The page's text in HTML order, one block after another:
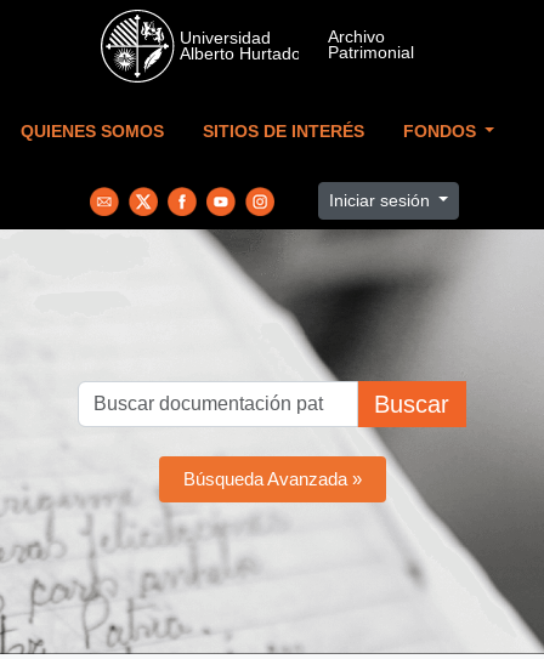
Skip to main content
QUIENES SOMOS SITIOS DE INTERÉS FONDOS
Iniciar sesión
Buscar
Búsqueda Avanzada »